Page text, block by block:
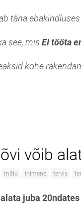
täna
see, mis EI tööta
kohe
võib
mälu inimene tervis
juba